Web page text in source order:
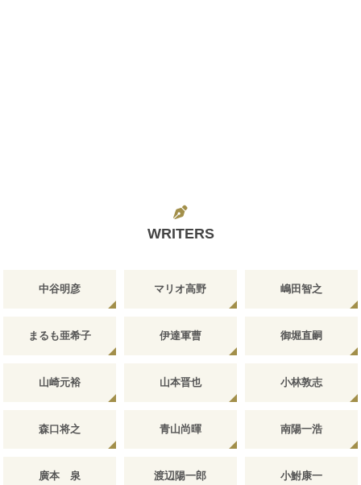
WRITERS
中谷明彦 マリオ高野 嶋田智之
まるも亜希子 伊達軍曹 御堀直嗣
山崎元裕 山本晋也 小林敦志
森口将之 青山尚暉 南陽一浩
廣本 泉 渡辺陽一郎 小鮒康一